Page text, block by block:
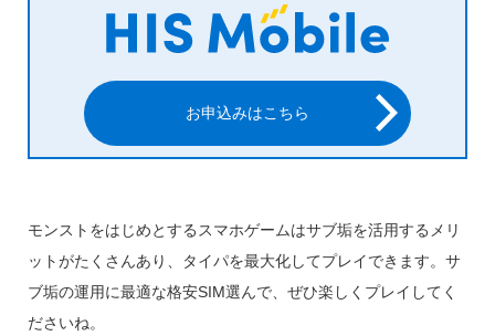
お申込みはこちら
モンストをはじめとするスマホゲームはサブ垢を活用するメリ
ットがたくさんあり、タイパを最大化してプレイできます。サ
ブ垢の運用に最適な格安SIM選んで、ぜひ楽しくプレイしてく
ださいね。